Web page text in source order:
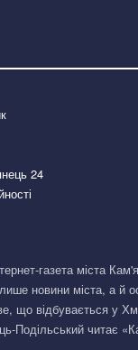
24
газета міста
новини міста, а й
що відбувається у
Подільський читає